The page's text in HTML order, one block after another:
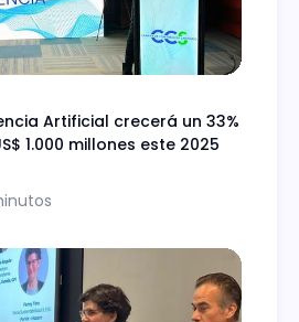
Artificial crecerá un 33%
1.000 millones este 2025